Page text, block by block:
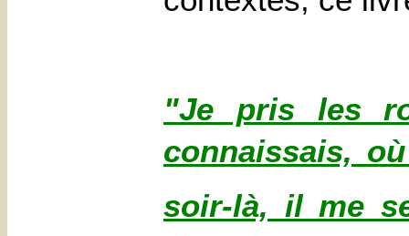
"Je pris les
connaissais,
soir-là, il me